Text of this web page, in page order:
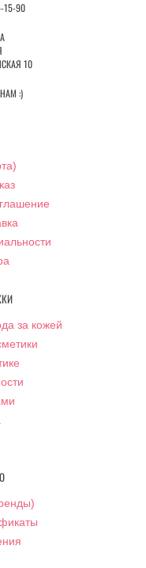
15-90
10
:)
за кожей